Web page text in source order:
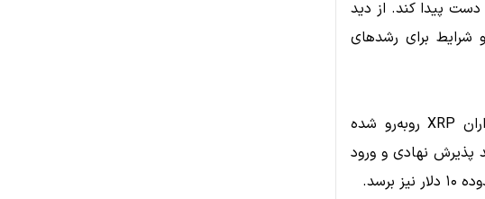
دست پیدا کند. از دید
شرایط برای رشدهای
اظهارات دارک دیفندر با استقبال گسترده کاربران و سرمایه‌گذاران XRP روبه‌رو شده
پذیرش نهادی و ورود